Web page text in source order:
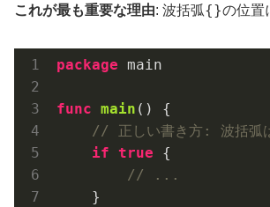
これが最も重要な理由: 波括弧{}の位置
package main
func main ()
{
// 正しい書き方: 波括弧
if true {
// ...
    }